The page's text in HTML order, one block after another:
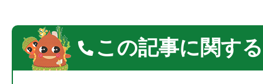
この記事に関す